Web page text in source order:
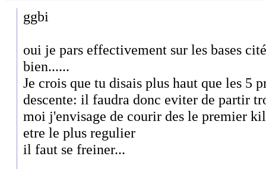
ggbi
oui je pars effectivement sur les bases
bien......
Je crois que tu disais plus haut que les 5
descente: il faudra donc eviter de partir
moi j'envisage de courir des le premier
etre le plus regulier
il faut se freiner...